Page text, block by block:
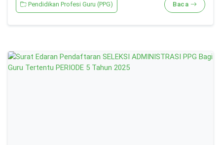
Pendidikan Profesi Guru (PPG) Baca